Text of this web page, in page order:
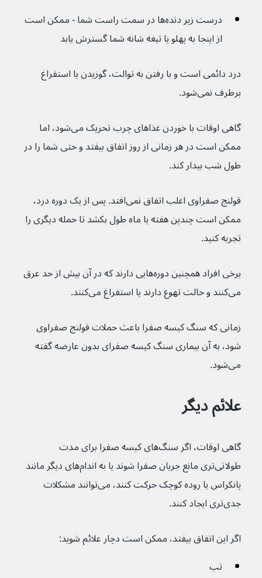
درست زیر دنده‌ها در سمت راست شما - ممکن است
از اینجا به پهلو یا تیغه شانه شما گسترش یابد
درد دائمی است و با رفتن به توالت، گوزیدن یا استفراغ
برطرف نمی‌شود.
گاهی اوقات با خوردن غذاهای چرب تحریک می‌شود، اما
ممکن است در هر زمانی از روز اتفاق بیفتد و حتی شما را در
طول شب بیدار کند.
قولنج صفراوی اغلب اتفاق نمی‌افتد. پس از یک دوره درد،
ممکن است چندین هفته یا ماه طول بکشد تا حمله دیگری را
تجربه کنید.
برخی افراد همچنین دوره‌هایی دارند که در آن بیش از حد عرق
می‌‌کنند و حالت تهوع دارند یا استفراغ می‌کنند.
زمانی که سنگ کیسه صفرا باعث حملات قولنج صفراوی
شود، به آن بیماری سنگ کیسه صفرای بدون عارضه گفته
می‌شود.
علائم دیگر
گاهی اوقات، اگر سنگ‌های کیسه صفرا برای مدت
طولانی‌تری مانع جریان صفرا شوند یا به اندام‌های دیگر مانند
پانکراس یا روده کوچک حرکت کنند، می‌توانند مشکلات
جدی‌تری ایجاد کنند.
اگر این اتفاق بیفتد، ممکن است دچار علائم شوید:
تب